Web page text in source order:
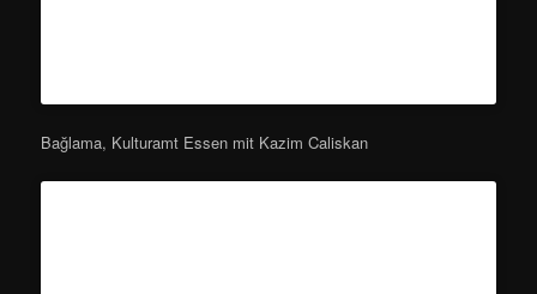
Bağlama, Kulturamt Essen mit Kazim Caliskan